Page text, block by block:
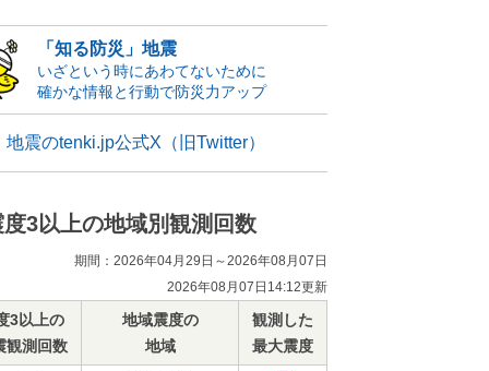
「知る防災」地震
いざという時にあわてないために
確かな情報と行動で防災力アップ
地震のtenki.jp公式X（旧Twitter）
度3以上の地域別観測回数
期間：2026年04月29日～2026年08月07日
2026年08月07日14:12更新
3以上の
観測回数
地域震度の
地域
観測した
最大震度